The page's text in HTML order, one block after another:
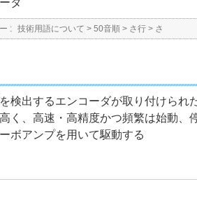
タ
: 技術用語について > 50音順 > さ行 > さ
検出するエンコーダが取り付けられ
く、高速・高精度かつ頻繁は始動、
ボアンプを用いて駆動する